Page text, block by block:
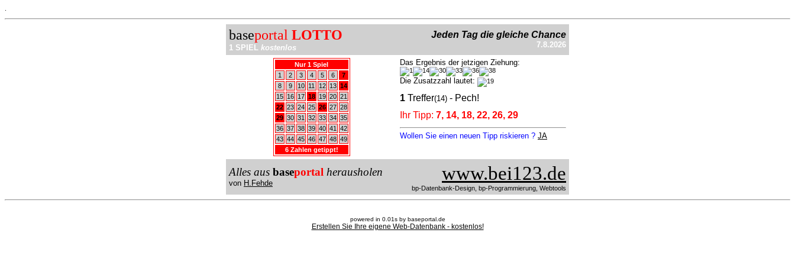
baseportal LOTTO
1 SPIEL kostenlos
Jeden Tag die gleiche Chance
7.8.2026
Nur 1 Spiel
1
2 3 4 5 6
7
8
9 10 11 12 13 14
15
16 17 18 19 20 21
22 23 24 25 26 27 28
29 30 31 32 33 34 35
36 37 38 39 40 41
42
43 44 45 46 47 48 49
6 Zahlen getippt!
Das Ergebnis der jetzigen Ziehung:
Die Zusatzzahl lautet:
1 Treffer(14) - Pech!
Ihr Tipp: 7, 14, 18, 22, 26, 29
Wollen Sie einen neuen Tipp riskieren ? JA
Alles aus baseportal herausholen
von H.Fehde www.bei123.de
bp-Datenbank-Design, bp-Programmierung, Webtools
powered in 0.01s by baseportal.de
Erstellen Sie Ihre eigene Web-Datenbank - kostenlos!